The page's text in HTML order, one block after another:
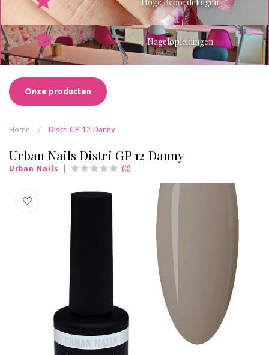
Nagelopleidingen
Onze producten
Home / Distri GP 12 Danny
Urban Nails Distri GP 12 Danny
Urban Nails (0)